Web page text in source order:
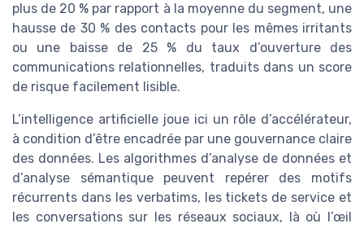
plus de 20 % par rapport à la moyenne du segment, une
hausse de 30 % des contacts pour les mêmes irritants
ou une baisse de 25 % du taux d’ouverture des
communications relationnelles, traduits dans un score
de risque facilement lisible.
L’intelligence artificielle joue ici un rôle d’accélérateur,
à condition d’être encadrée par une gouvernance claire
des données. Les algorithmes d’analyse de données et
d’analyse sémantique peuvent repérer des motifs
récurrents dans les verbatims, les tickets de service et
les conversations sur les réseaux sociaux, là où l’œil